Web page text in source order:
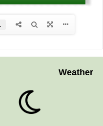
Weather